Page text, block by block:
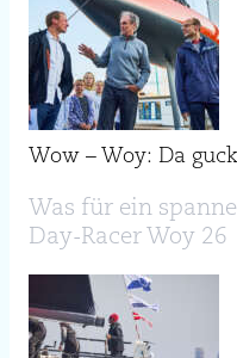
Wow – Woy: Da
Was für ein
Day-Racer Woy 26